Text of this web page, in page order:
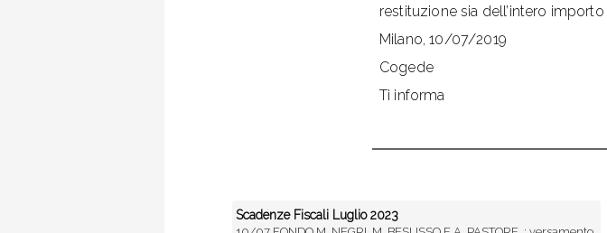
restituzione sia dell’intero
Milano, 10/07/2019
Cogede
Ti informa
Scadenze Fiscali Luglio 2023